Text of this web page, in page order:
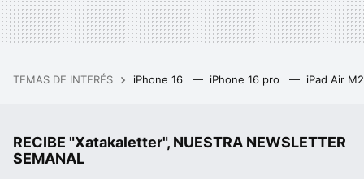
TEMAS DE INTERÉS iPhone 16 iPhone 16 pro iPad Air
RECIBE "Xatakaletter", NUESTRA NEWSLETTER
SEMANAL